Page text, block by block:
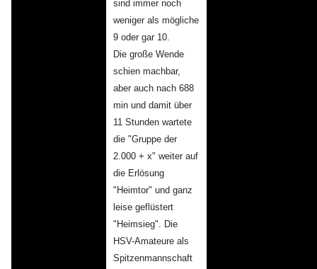
sind immer noch
weniger als mögliche
9 oder gar 10.
Die große Wende
schien machbar,
aber auch nach 688
min und damit über
11 Stunden wartete
die "Gruppe der
2.000 + x" weiter auf
die Erlösung
"Heimtor" und ganz
leise geflüstert
"Heimsieg". Die
HSV-Amateure als
Spitzenmannschaft